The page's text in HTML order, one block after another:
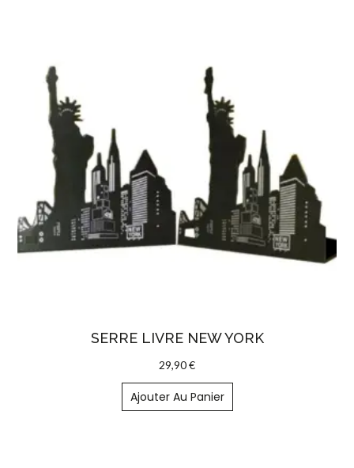
SERRE LIVRE NEW YORK
29,90€
Ajouter Au Panier